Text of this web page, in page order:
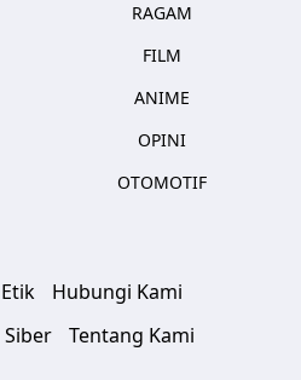
RAGAM
FILM
ANIME
OPINI
OTOMOTIF
Hubungi Kami
Tentang Kami